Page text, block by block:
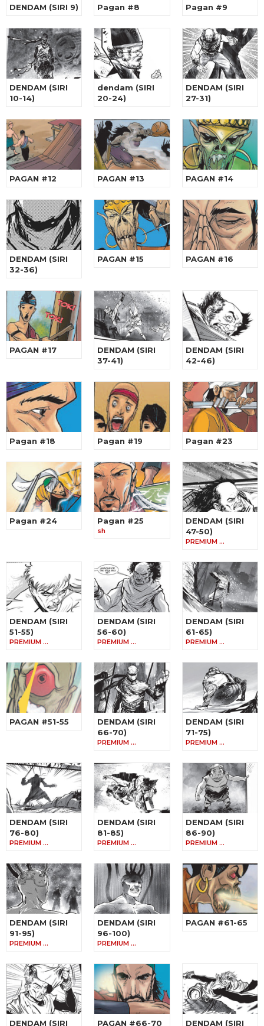
DENDAM (SIRI 9) Pagan #8 Pagan #9
DENDAM (SIRI
10-14)
dendam (SIRI
20-24)
DENDAM (SIRI
27-31)
PAGAN #12 PAGAN #13 PAGAN #14
DENDAM (SIRI
32-36)
PAGAN #15 PAGAN #16
PAGAN #17
DENDAM (SIRI
37-41)
DENDAM (SIRI
42-46)
Pagan #18 Pagan #19 Pagan #23
Pagan #24 Pagan #25
sh
DENDAM (SIRI
47-50)
PREMIUM …
DENDAM (SIRI
51-55)
PREMIUM …
DENDAM (SIRI
56-60)
PREMIUM …
DENDAM (SIRI
61-65)
PREMIUM …
PAGAN #51-55
DENDAM (SIRI
66-70)
PREMIUM …
DENDAM (SIRI
71-75)
PREMIUM …
DENDAM (SIRI
76-80)
PREMIUM …
DENDAM (SIRI
81-85)
PREMIUM …
DENDAM (SIRI
86-90)
PREMIUM …
DENDAM (SIRI
91-95)
PREMIUM …
DENDAM (SIRI
96-100)
PREMIUM …
PAGAN #61-65
DENDAM (SIRI
PAGAN #66-70
DENDAM (SIRI